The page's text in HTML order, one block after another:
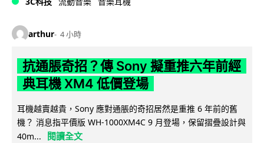
arthur 4 小時
抗通脹奇招？傳 Sony 擬重推六年前經
典耳機 XM4 低價登場
耳機越賣越貴，Sony 應對通脹的奇招居然是重推 6 年前的舊
機？ 消息指平價版 WH-1000XM4C 9 月登場，保留摺疊設計與
40m...
閱讀全文